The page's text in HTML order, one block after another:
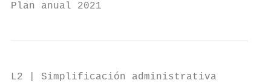
Plan anual 2021
L2 | Simplificación administrativa